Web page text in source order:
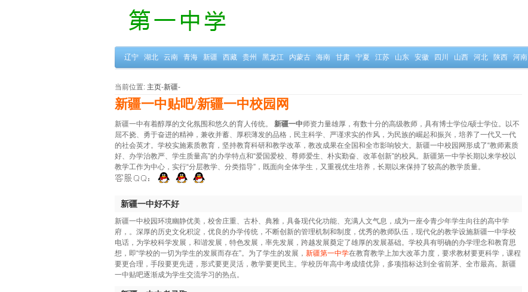
辽宁 湖北 云南 青海 新疆 西藏 贵州 黑龙江 内蒙古 海南 甘肃 宁夏 江苏 山东 安徽 四川 山西 河北 陕西 河南
当前位置: 主页-新疆-
新疆一中贴吧/新疆一中校园网
新疆一中有着醇厚的文化氛围和悠久的育人传统。 新疆一中师资力量雄厚，有数十分的高级教师，具有博士学位/硕士学位。以不
屈不挠、勇于奋进的精神，兼收并蓄、厚积薄发的品格，民主科学、严谨求实的作风，为民族的崛起和振兴，培养了一代又一代
的社会英才。学校实施素质教育，坚持教育科研和教学改革，教改成果在全国和全市影响较大。新疆一中校园网形成了“教师素质
好、办学治教严、学生质量高”的办学特点和“爱国爱校、尊师爱生、朴实勤奋、改革创新”的校风。新疆第一中学长期以来学校以
教学工作为中心，实行“分层教学、分类指导”，既面向全体学生，又重视优生培养，长期以来保持了较高的教学质量。
新疆一中好不好
新疆一中校园环境幽静优美，校舍庄重、古朴、典雅，具备现代化功能、充满人文气息，成为一座令青少年学生向往的高中学
府，。深厚的历史文化积淀，优良的办学传统，不断创新的管理机制和制度，优秀的教师队伍，现代化的教学设施新疆一中学校
电话，为学校科学发展，和谐发展，特色发展，率先发展，跨越发展奠定了雄厚的发展基础。学校具有明确的办学理念和教育思
想，即“学校的一切为学生的发展而存在”。为了学生的发展， 新疆第一中学在教育教学上加大改革力度，要求教材要更科学，课程
要更合理，手段要更先进，形式要更灵活，教学要更民主。学校历年高中考成绩优异，多项指标达到全省前茅、全市最高。新疆
一中贴吧逐渐成为学生交流学习的热点。